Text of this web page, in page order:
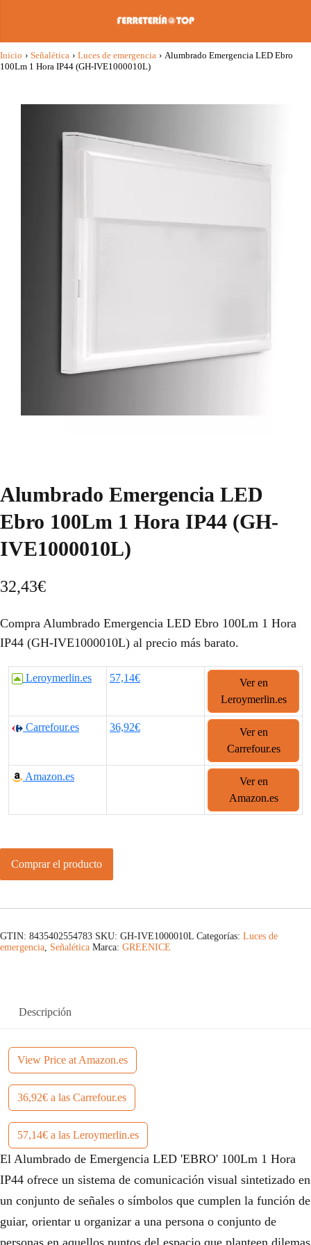
Inicio › Señalética › Luces de emergencia › Alumbrado Emergencia LED Ebro
100Lm 1 Hora IP44 (GH-IVE1000010L)
Alumbrado Emergencia LED
Ebro 100Lm 1 Hora IP44 (GH-
IVE1000010L)
32,43€
Compra Alumbrado Emergencia LED Ebro 100Lm 1 Hora
IP44 (GH-IVE1000010L) al precio más barato.
Leroymerlin.es 57,14€
Ver en
Leroymerlin.es
Carrefour.es 36,92€
Ver en
Carrefour.es
Amazon.es
Ver en
Amazon.es
Comprar el producto
GTIN: 8435402554783 SKU: GH-IVE1000010L Categorías: Luces de
emergencia, Señalética Marca: GREENICE
Descripción
View Price at Amazon.es
36,92€ a las Carrefour.es
57,14€ a las Leroymerlin.es
El Alumbrado de Emergencia LED 'EBRO' 100Lm 1 Hora
IP44 ofrece un sistema de comunicación visual sintetizado en
un conjunto de señales o símbolos que cumplen la función de
guiar, orientar u organizar a una persona o conjunto de
personas en aquellos puntos del espacio que planteen dilemas